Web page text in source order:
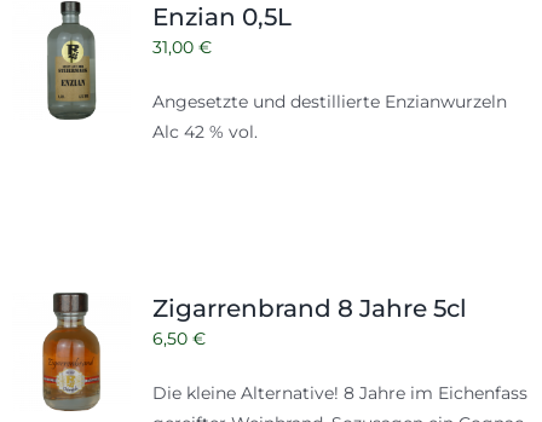
Enzian 0,5L
31,00 €
Angesetzte und destillierte Enzianwurzeln
Alc 42 % vol.
Zigarrenbrand 8 Jahre 5cl
6,50 €
Die kleine Alternative! 8 Jahre im Eichenfass